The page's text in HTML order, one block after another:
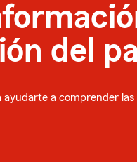
del
a comprender